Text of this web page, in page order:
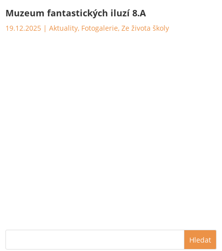
Muzeum fantastických iluzí 8.A
19.12.2025 |Aktuality, Fotogalerie,Ze života školy
Hledat